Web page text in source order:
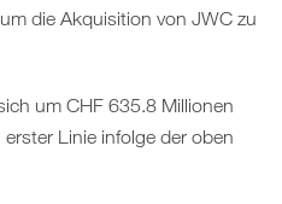
die Akquisition von JWC zu
um CHF 635.8 Millionen
Linie infolge der oben